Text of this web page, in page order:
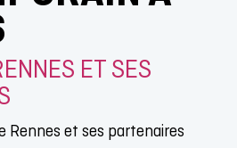
ET SES
Rennes et ses partenaires